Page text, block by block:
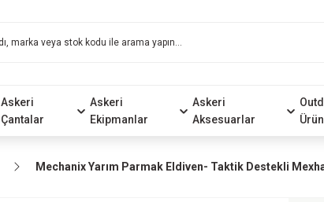
Askeri
Çantalar
Askeri
Ekipmanlar
Askeri
Aksesuarlar
Mechanix Yarım Parmak Eldiven- Taktik Destekli